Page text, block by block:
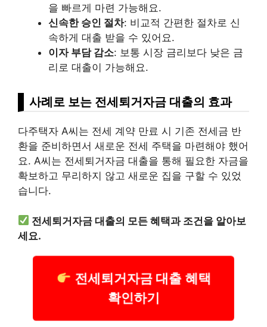
을 빠르게 마련 가능해요.
신속한 승인 절차: 비교적 간편한 절차로 신
속하게 대출 받을 수 있어요.
이자 부담 감소: 보통 시장 금리보다 낮은 금
리로 대출이 가능해요.
사례로 보는 전세퇴거자금 대출의 효과
다주택자 A씨는 전세 계약 만료 시 기존 전세금 반
환을 준비하면서 새로운 전세 주택을 마련해야 했어
요. A씨는 전세퇴거자금 대출을 통해 필요한 자금을
확보하고 무리하지 않고 새로운 집을 구할 수 있었
습니다.
전세퇴거자금 대출의 모든 혜택과 조건을 알아보
세요.
전세퇴거자금 대출 혜택
확인하기